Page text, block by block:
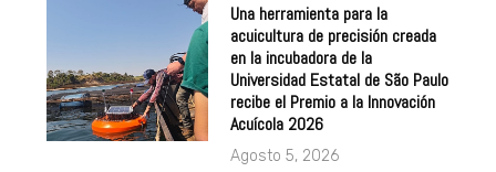
Una herramienta para la
acuicultura de precisión creada
en la incubadora de la
Universidad Estatal de São Paulo
recibe el Premio a la Innovación
Acuícola 2026
Agosto 5, 2026